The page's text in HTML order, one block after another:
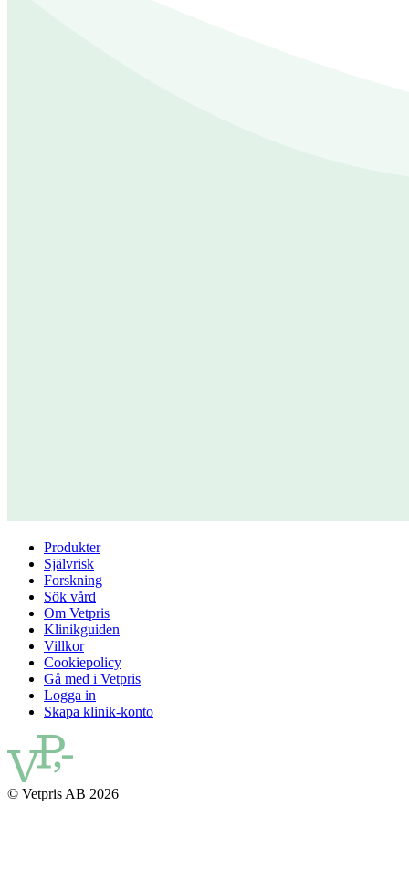
Produkter
Självrisk
Forskning
Sök vård
Om Vetpris
Klinikguiden
Villkor
Cookiepolicy
Gå med i Vetpris
Logga in
Skapa klinik-konto
© Vetpris AB 2026